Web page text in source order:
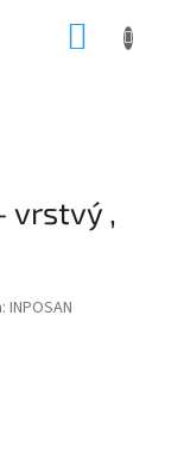
vrstvý ,
INPOSAN